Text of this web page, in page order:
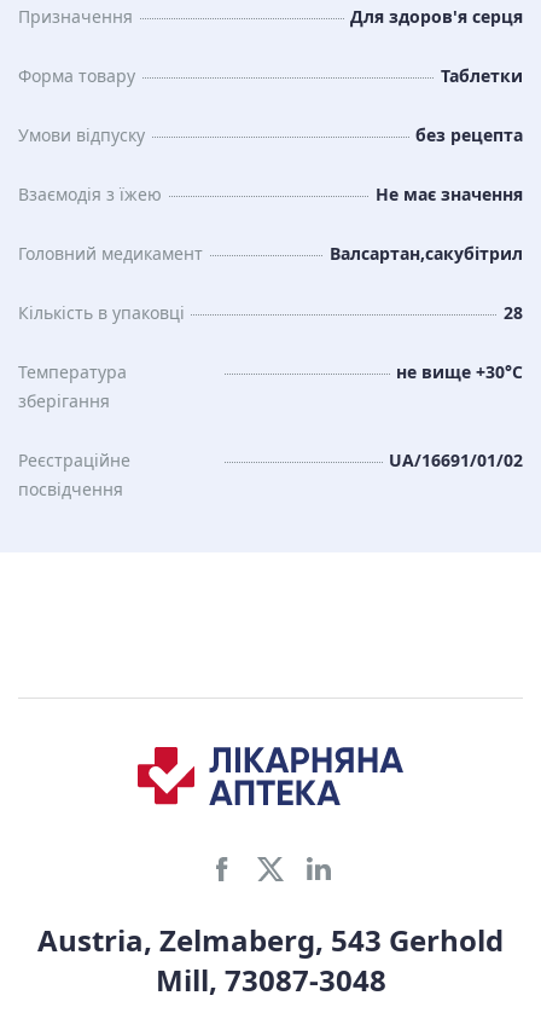
Призначення Для здоров'я серця
Форма товару Таблетки
Умови відпуску без рецепта
Взаємодія з їжею Не має значення
Головний медикамент Валсартан,сакубітрил
Кількість в упаковці 28
Температура
зберiгання
не вище +30°С
Реєстраційне
посвідчення
UA/16691/01/02
Austria, Zelmaberg, 543 Gerhold
Mill, 73087-3048